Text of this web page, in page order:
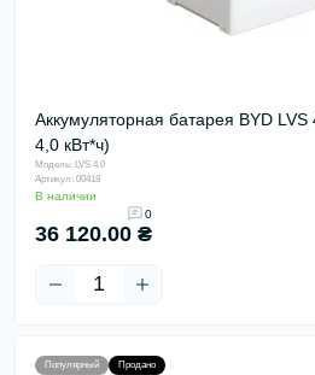
Аккумуляторная батарея BYD
4,0 кВт*ч)
Модель: LVS 4.0
Артикул: 00418
В наличии
0
36 120.00 ₴
Популярный Продано